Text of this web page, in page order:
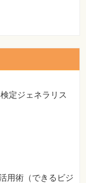
定ジェネラリス
用術（できるビジ